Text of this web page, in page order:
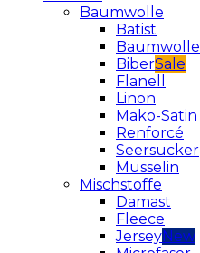
Baumwolle
Batist
Baumwolle
Biber
Flanell
Linon
Mako-Satin
Renforcé
Seersucker
Musselin
Mischstoffe
Damast
Fleece
Jersey